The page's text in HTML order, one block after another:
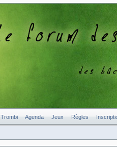
Trombi Agenda Jeux Règles